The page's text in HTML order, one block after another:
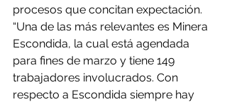
procesos que concitan expectación.
“Una de las más relevantes es Minera
Escondida, la cual está agendada
para fines de marzo y tiene 149
trabajadores involucrados. Con
respecto a Escondida siempre hay